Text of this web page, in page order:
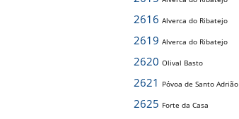
2616 Alverca do Ribatejo
2619 Alverca do Ribatejo
2620 Olival Basto
2621 Póvoa de Santo Adrião
2625 Forte da Casa